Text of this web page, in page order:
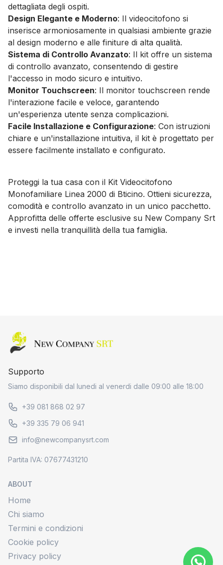
dettagliata degli ospiti.
Design Elegante e Moderno: Il videocitofono si
inserisce armoniosamente in qualsiasi ambiente grazie
al design moderno e alle finiture di alta qualità.
Sistema di Controllo Avanzato: Il kit offre un sistema
di controllo avanzato, consentendo di gestire
l'accesso in modo sicuro e intuitivo.
Monitor Touchscreen: Il monitor touchscreen rende
l'interazione facile e veloce, garantendo
un'esperienza utente senza complicazioni.
Facile Installazione e Configurazione: Con istruzioni
chiare e un'installazione intuitiva, il kit è progettato per
essere facilmente installato e configurato.
Proteggi la tua casa con il Kit Videocitofono
Monofamiliare Linea 2000 di Bticino. Ottieni sicurezza,
comodità e controllo avanzato in un unico pacchetto.
Approfitta delle offerte esclusive su New Company Srt
e investi nella tranquillità della tua famiglia.
Home page
ABOUT
Home
Chi siamo
Termini e condizioni
Cookie policy
Privacy policy
Supporto
Siamo disponibili dal lunedi al venerdi dalle 09:00 alle 18:00
+39 081 868 02 97
+39 335 79 06 941
info@newcompanysrt.com
Partita IVA: 07677431210